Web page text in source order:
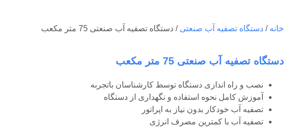
خانه / دستگاه تصفیه آب صنعتی / دستگاه تصفیه آب صنعتی 75 متر مکعب
دستگاه تصفیه آب صنعتی 75 متر مکعب
نصب و راه اندازی دستگاه توسط کارشناسان باتجربه
آموزش کامل نحوه استفاده و نگهداری از دستگاه
تصفیه آب خودکار بدون نیاز به اپراتور
تصفیه آب با کمترین مصرف انرژی